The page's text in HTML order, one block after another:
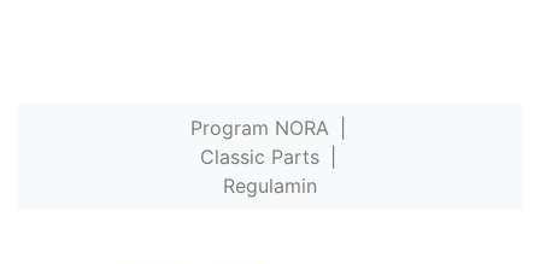
Program NORA
Classic Parts
Regulamin